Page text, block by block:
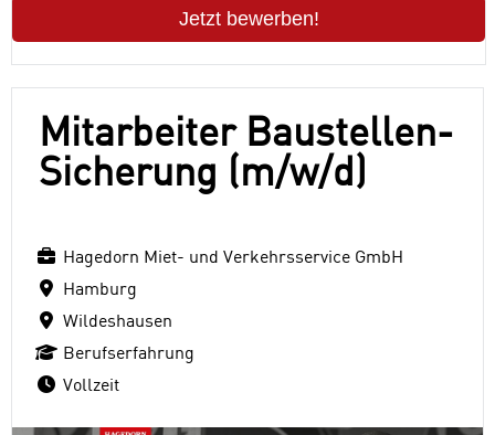
Jetzt bewerben!
Mitarbeiter Baustellen-
Sicherung (m/w/d)
Hagedorn Miet- und Verkehrsservice GmbH
Hamburg
Wildeshausen
Berufserfahrung
Vollzeit